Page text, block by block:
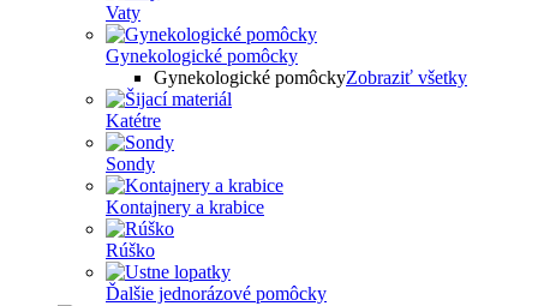
Vaty
Gynekologické pomôcky
Gynekologické pomôckyZobraziť všetky
Katétre
Sondy
Kontajnery a krabice
Rúško
Ďalšie jednorázové pomôcky